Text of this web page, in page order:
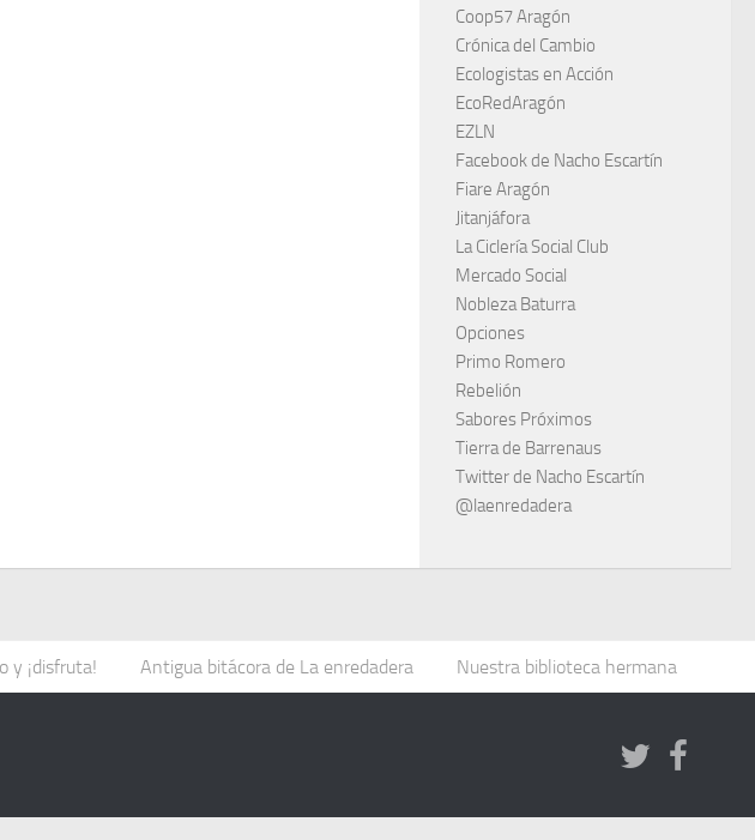
Coop57 Aragón
Crónica del Cambio
Ecologistas en Acción
EcoRedAragón
EZLN
Facebook de Nacho Escartín
Fiare Aragón
Jitanjáfora
La Ciclería Social Club
Mercado Social
Nobleza Baturra
Opciones
Primo Romero
Rebelión
Sabores Próximos
Tierra de Barrenaus
Twitter de Nacho Escartín
@laenredadera
y ¡disfruta! Antigua bitácora de La enredadera Nuestra biblioteca hermana